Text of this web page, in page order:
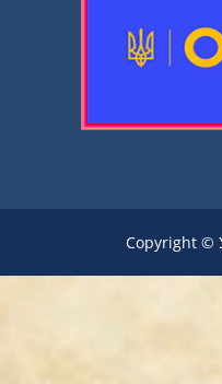
Copyright ©